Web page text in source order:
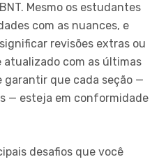
Mesmo os estudantes
com as nuances, e
revisões extras ou
atualizado com as últimas
que cada seção —
— esteja em conformidade
desafios que você